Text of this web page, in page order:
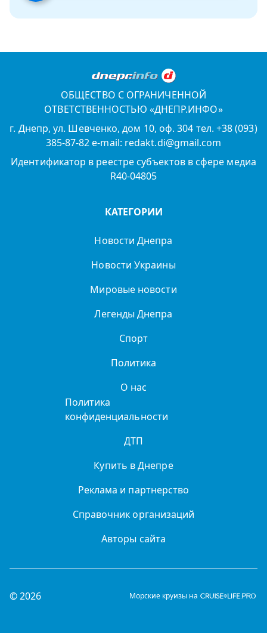
ОБЩЕСТВО С ОГРАНИЧЕННОЙ
ОТВЕТСТВЕННОСТЬЮ «ДНЕПР.ИНФО»
г. Днепр, ул. Шевченко, дом 10, оф. 304 тел. +38 (093)
385-87-82 e-mail: redakt.di@gmail.com
Идентификатор в реестре субъектов в сфере медиа
R40-04805
КАТЕГОРИИ
Новости Днепра
Новости Украины
Мировые новости
Легенды Днепра
Спорт
Политика
О нас
Политика
конфиденциальности
ДТП
Купить в Днепре
Реклама и партнерство
Справочник организаций
Авторы сайта
© 2026 Морские круизы на